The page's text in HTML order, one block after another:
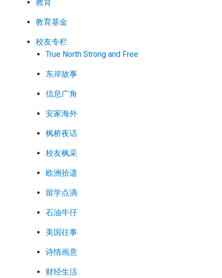
教育
教育基金
校友专栏
True North Strong and Free
东岸故事
信息广角
安家海外
枫桥夜话
校友枫采
欧洲拾遗
留学点滴
石油牛仔
美国往事
诗情画意
财经生活